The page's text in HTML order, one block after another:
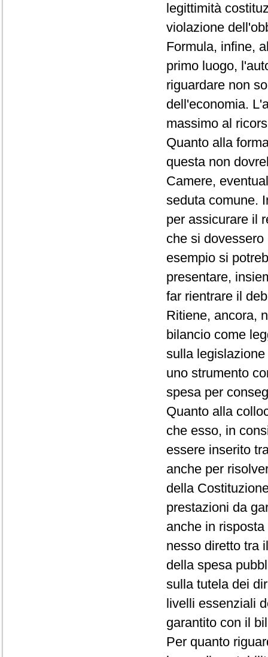
legittimità
violazione
Formula, infine,
primo luogo,
riguardare non
dell'economia.
massimo al
Quanto alla
questa non
Camere,
seduta comune.
per assicurare il
che si
esempio si
presentare,
far rientrare il
Ritiene, ancora,
bilancio come
sulla
uno strumento
spesa per
Quanto alla
che esso, in
essere inserito
anche per
della
prestazioni da
anche in
nesso diretto tra
della spesa
sulla tutela dei
livelli essenziali
garantito con il
Per quanto